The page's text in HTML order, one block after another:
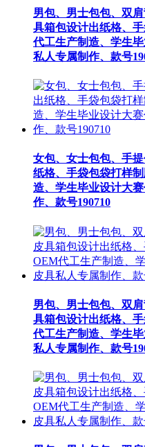
男包、男士包包、双
具箱包设计出纸格、
代工生产制造、学生
私人专属制作、款号
女包、女士包包、手
纸格、手袋包袋打样
造、学生毕业设计大
作、款号190710
男包、男士包包、双
具箱包设计出纸格、
代工生产制造、学生
私人专属制作、款号